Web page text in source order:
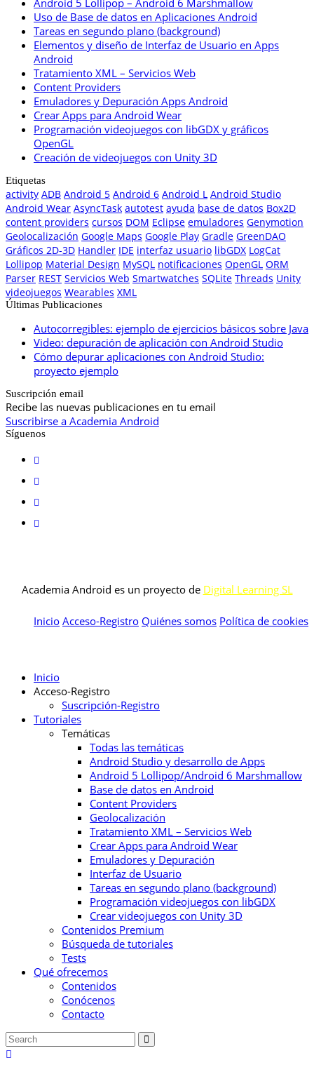
Uso de Base de datos en Aplicaciones Android
Tareas en segundo plano (background)
Elementos y diseño de Interfaz de Usuario en Apps
Android
Tratamiento XML – Servicios Web
Content Providers
Emuladores y Depuración Apps Android
Crear Apps para Android Wear
Programación videojuegos con libGDX y gráficos
OpenGL
Creación de videojuegos con Unity 3D
Etiquetas
activity ADB Android 5 Android 6 Android L Android Studio
Android Wear AsyncTask autotest ayuda base de datos Box2D
content providers cursos DOM Eclipse emuladores Genymotion
Geolocalización Google Maps Google Play Gradle GreenDAO
Gráficos 2D-3D Handler IDE interfaz usuario libGDX LogCat
Lollipop Material Design MySQL notificaciones OpenGL ORM
Parser REST Servicios Web Smartwatches SQLite Threads Unity
videojuegos Wearables XML
Últimas Publicaciones
Autocorregibles: ejemplo de ejercicios básicos sobre Java
Video: depuración de aplicación con Android Studio
Cómo depurar aplicaciones con Android Studio:
proyecto ejemplo
Suscripción email
Recibe las nuevas publicaciones en tu email
Suscribirse a Academia Android
Síguenos
Academia Android es un proyecto de Digital Learning SL
Inicio Acceso-Registro Quiénes somos Política de cookies
Inicio
Acceso-Registro
Suscripción-Registro
Tutoriales
Temáticas
Todas las temáticas
Android Studio y desarrollo de Apps
Android 5 Lollipop/Android 6 Marshmallow
Base de datos en Android
Content Providers
Geolocalización
Tratamiento XML – Servicios Web
Crear Apps para Android Wear
Emuladores y Depuración
Interfaz de Usuario
Tareas en segundo plano (background)
Programación videojuegos con libGDX
Crear videojuegos con Unity 3D
Contenidos Premium
Búsqueda de tutoriales
Tests
Qué ofrecemos
Contenidos
Conócenos
Contacto